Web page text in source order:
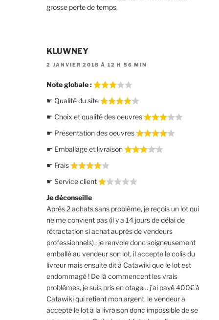
grosse perte de temps.
KLUWNEY
2 JANVIER 2018 À 12 H 56 MIN
Note globale :
☛ Qualité du site
☛ Choix et qualité des oeuvres
☛ Présentation des oeuvres
☛ Emballage et livraison
☛ Frais
☛ Service client
Je déconseille
Après 2 achats sans problème, je reçois un lot qui
ne me convient pas (il y a 14 jours de délai de
rétractation si achat auprès de vendeurs
professionnels) ; je renvoie donc soigneusement
emballé au vendeur son lot, il accepte le colis du
livreur mais ensuite dit à Catawiki que le lot est
endommagé ! De là commencent les vrais
problèmes, je suis pris en otage… j’ai payé 400€ à
Catawiki qui retient mon argent, le vendeur a
accepté le lot à la livraison donc impossible de se